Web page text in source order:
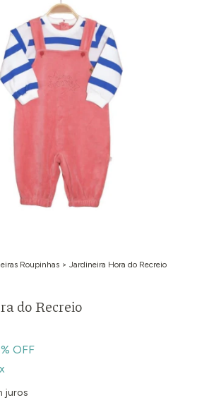
Roupinhas > Jardineira Hora do Recreio
do Recreio
% OFF
juros